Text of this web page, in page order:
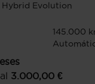
Hybrid Evolution
145.000
3.000,00 €